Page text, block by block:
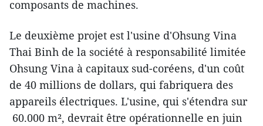
composants de machines.
Le deuxième projet est l'usine d'Ohsung Vina
Thai Binh de la société à responsabilité limitée
Ohsung Vina à capitaux sud-coréens, d'un coût
de 40 millions de dollars, qui fabriquera des
appareils électriques. L'usine, qui s'étendra sur
60.000 m², devrait être opérationnelle en juin